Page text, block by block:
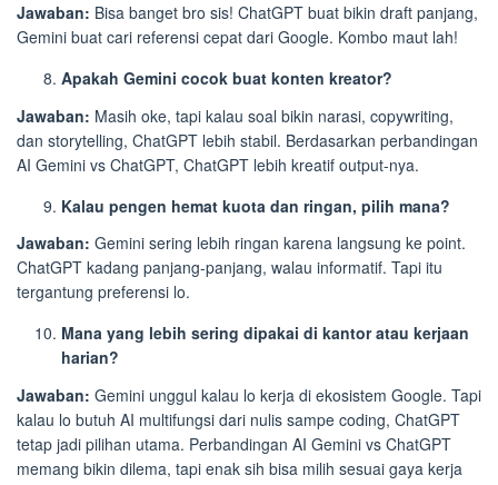
Jawaban: Bisa banget bro sis! ChatGPT buat bikin draft panjang,
Gemini buat cari referensi cepat dari Google. Kombo maut lah!
Apakah Gemini cocok buat konten kreator?
Jawaban: Masih oke, tapi kalau soal bikin narasi, copywriting,
dan storytelling, ChatGPT lebih stabil. Berdasarkan perbandingan
AI Gemini vs ChatGPT, ChatGPT lebih kreatif output-nya.
Kalau pengen hemat kuota dan ringan, pilih mana?
Jawaban: Gemini sering lebih ringan karena langsung ke point.
ChatGPT kadang panjang-panjang, walau informatif. Tapi itu
tergantung preferensi lo.
Mana yang lebih sering dipakai di kantor atau kerjaan
harian?
Jawaban: Gemini unggul kalau lo kerja di ekosistem Google. Tapi
kalau lo butuh AI multifungsi dari nulis sampe coding, ChatGPT
tetap jadi pilihan utama. Perbandingan AI Gemini vs ChatGPT
memang bikin dilema, tapi enak sih bisa milih sesuai gaya kerja